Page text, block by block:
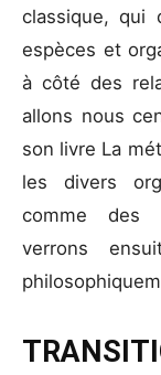
classique, qui
espèces et
à côté des
allons nous
son livre La
les divers
comme des
verrons